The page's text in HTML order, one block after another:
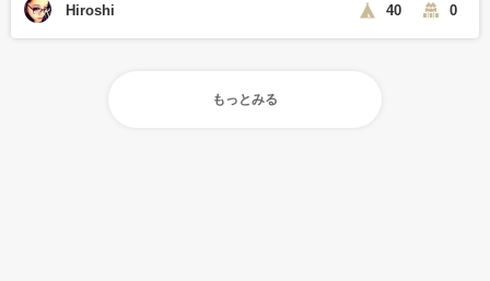
Hiroshi 40 0
もっとみる